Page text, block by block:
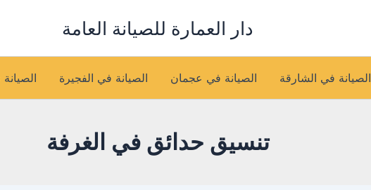
دار العمارة للصيانة العامة
الصيانة في الشارقة الصيانة في عجمان الصيانة في الفجيرة
تنسيق حدائق في الغرفة